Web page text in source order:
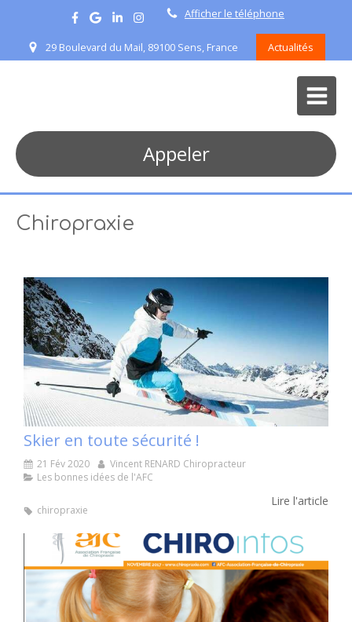
Afficher le téléphone
29 Boulevard du Mail, 89100 Sens, France Actualités
Appeler
Chiropraxie
Skier en toute sécurité !
21 Fév 2020
Vincent RENARD Chiropracteur
Les bonnes idées de l'AFC
Lire l'article
chiropraxie